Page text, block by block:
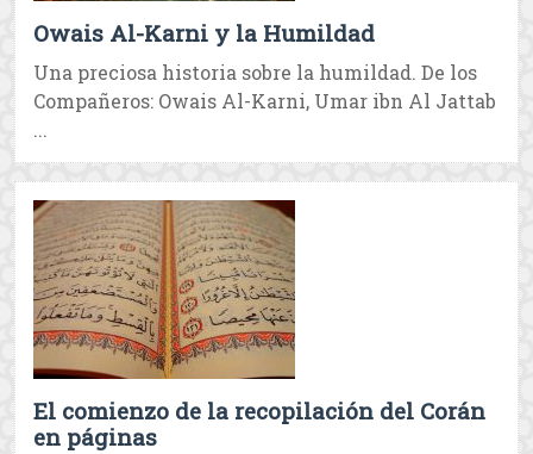
Owais Al-Karni y la Humildad
Una preciosa historia sobre la humildad. De los
Compañeros: Owais Al-Karni, Umar ibn Al Jattab
...
El comienzo de la recopilación del Corán
en páginas